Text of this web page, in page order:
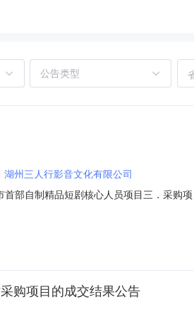
湖州三人行影音文化有限公司
部自制精品短剧核心人员项目三．采购
，各参加采购活动的供应商认为该中
购项目的成交结果公告